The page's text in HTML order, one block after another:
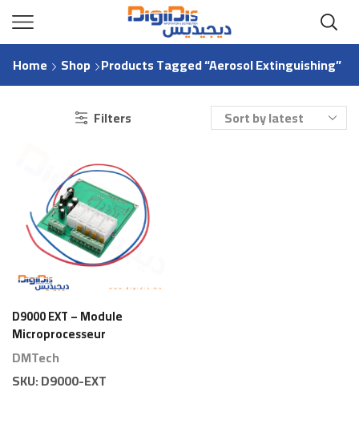
Home Shop Products Tagged “aerosol Extinguishing”
Filters
D9000 EXT – Module
Microprocesseur
Extinction Aérosol
DMTech
DMTech
SKU:D9000-EXT